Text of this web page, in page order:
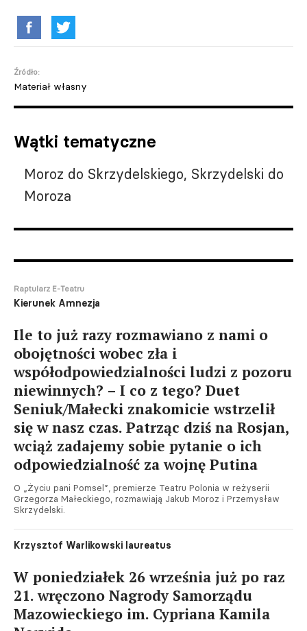
Źródło:
Materiał własny
Wątki tematyczne
Moroz do Skrzydelskiego, Skrzydelski do
Moroza
Raptularz E-Teatru
Kierunek Amnezja
Ile to już razy rozmawiano z nami o
obojętności wobec zła i
współodpowiedzialności ludzi z pozoru
niewinnych? – I co z tego? Duet
Seniuk/Małecki znakomicie wstrzelił
się w nasz czas. Patrząc dziś na Rosjan,
wciąż zadajemy sobie pytanie o ich
odpowiedzialność za wojnę Putina
O „Życiu pani Pomsel”, premierze Teatru Polonia w reżyserii
Grzegorza Małeckiego, rozmawiają Jakub Moroz i Przemysław
Skrzydelski.
Krzysztof Warlikowski laureatus
W poniedziałek 26 września już po raz
21. wręczono Nagrody Samorządu
Mazowieckiego im. Cypriana Kamila